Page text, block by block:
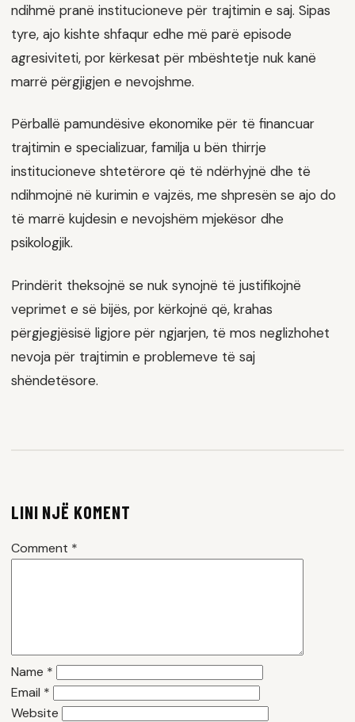
ndihmë pranë institucioneve për trajtimin e saj. Sipas
tyre, ajo kishte shfaqur edhe më parë episode
agresiviteti, por kërkesat për mbështetje nuk kanë
marrë përgjigjen e nevojshme.
Përballë pamundësive ekonomike për të financuar
trajtimin e specializuar, familja u bën thirrje
institucioneve shtetërore që të ndërhyjnë dhe të
ndihmojnë në kurimin e vajzës, me shpresën se ajo do
të marrë kujdesin e nevojshëm mjekësor dhe
psikologjik.
Prindërit theksojnë se nuk synojnë të justifikojnë
veprimet e së bijës, por kërkojnë që, krahas
përgjegjësisë ligjore për ngjarjen, të mos neglizhohet
nevoja për trajtimin e problemeve të saj
shëndetësore.
LINI NJË KOMENT
Comment *
Name *
Email *
Website